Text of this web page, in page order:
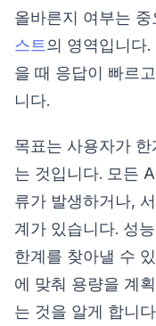
올바른지 여부는
스트의 영역입니다
을 때 응답이 빠르
니다.
목표는 사용자가
는 것입니다. 모든
류가 발생하거나,
계가 있습니다. 성
한계를 찾아낼 수
에 맞춰 용량을 계
는 것을 알게 합니